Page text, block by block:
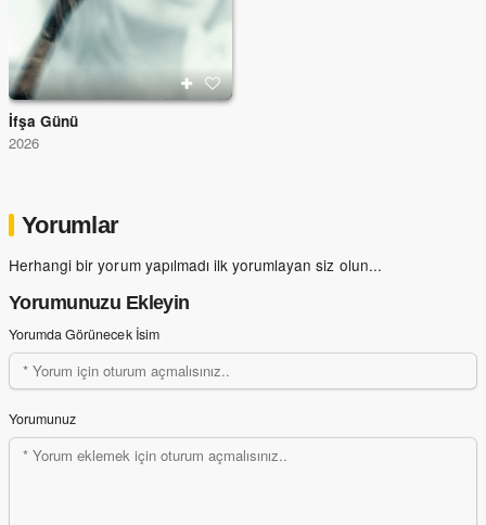
İfşa Günü
2026
Yorumlar
Herhangi bir yorum yapılmadı ilk yorumlayan siz olun...
Yorumunuzu Ekleyin
Yorumda Görünecek İsim
Yorumunuz